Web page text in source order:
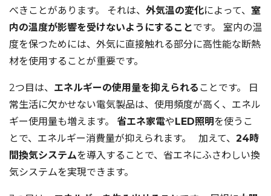
べきことがあります。 それは、 外気温の変化によって、 室
内の温度が影響を受けないようにすることです。 室内の温
度を保つためには、外気に直接触れる部分に高性能な断熱
材を使用することが重要です。
2つ目は、 エネルギーの使用量を抑えられる ことです。 日
常生活に欠かせない電気製品は、使用頻度が高く、エネル
ギー使用量も増えます。 省エネ家電やLED照明を使うこ
とで、エネルギー消費量が抑えられます。 加えて、 24時
間換気システムを導入することで、省エネにふさわしい換
気システムを実現できます。